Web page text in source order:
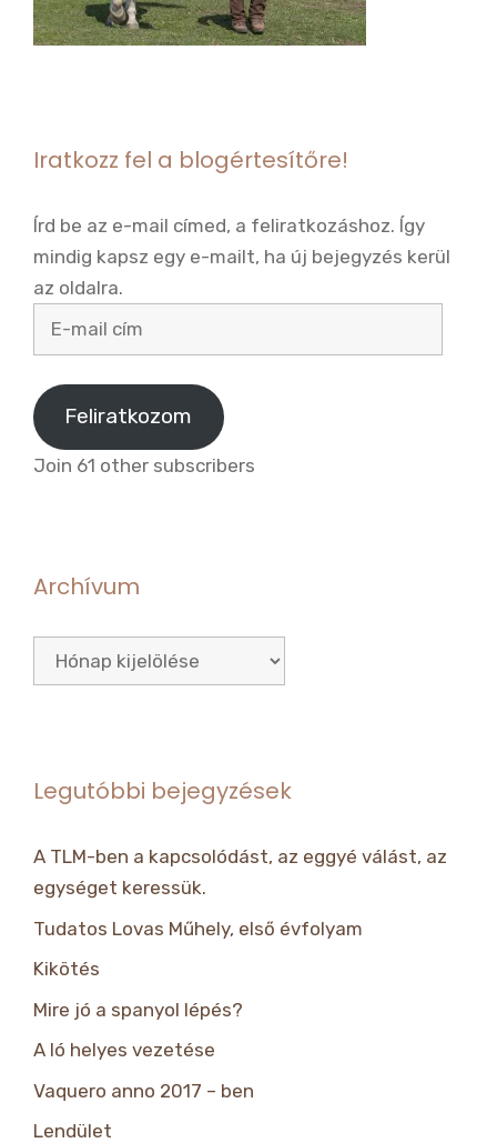
Iratkozz fel a blogértesítőre!
Írd be az e-mail címed, a feliratkozáshoz. Így
mindig kapsz egy e-mailt, ha új bejegyzés kerül
az oldalra.
mail
cím
Feliratkozom
Join 61 other subscribers
Archívum
Archívum
Legutóbbi bejegyzések
A TLM-ben a kapcsolódást, az eggyé válást, az
egységet keressük.
Tudatos Lovas Műhely, első évfolyam
Kikötés
Mire jó a spanyol lépés?
A ló helyes vezetése
Vaquero anno 2017 – ben
Lendület